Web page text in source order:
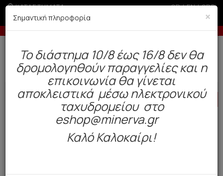
ΚΑΤΑΣΤΗΜΑΤΑ GR|EN|SRB
-5% σε παραγγελίες άνω των 200€ σε περίοδο εκπτώσεων
Δωρεάν αποστολή άνω των 49€. Παράδοση σε 3-5 εργάσιμες.
Γυναίκα Πυτζάμες / Νυχτικά Χειμωνιάτικες
HOT
×
Σημαντική πληροφορία
To διάστημα 10/8 έως 16/8 δεν θα
δρομολογηθούν παραγγελίες και η
επικοινωνία θα γίνεται
αποκλειστικά μέσω ηλεκτρονικού
ταχυδρομείου στο
eshop@minerva.gr
Καλό Καλοκαίρι!